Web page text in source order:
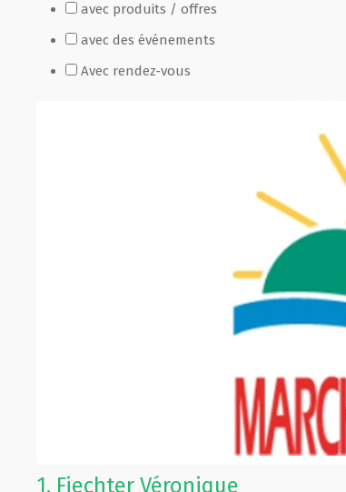
avec produits / offres
avec des événements
Avec rendez-vous
1. Fiechter Véronique